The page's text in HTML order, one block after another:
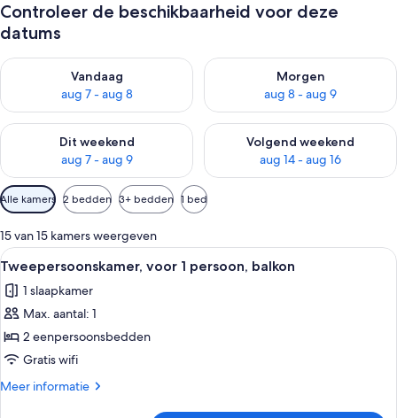
Controleer de beschikbaarheid voor deze
datums
Vandaag
aug 7 - aug 8
De beschikbaarheid controleren voor vanavond aug 7 - aug 8
Morgen
aug 8 - aug 9
De beschikbaarheid
Dit weekend
aug 7 - aug 9
De beschikbaarheid controleren voor dit weekend aug 7 -
Volgend weekend
aug 14 - aug 16
De beschikbaarheid
Beschikbare
filters
voor
kamers
Alle kamers 2 bedden 3+ bedden 1 bed
15 van 15 kamers weergeven
Alle
foto's
voor
Tweepersoonskamer,
voor
1
persoon,
Een moderne hotelkamer met een
4
Tweepersoonskamer, voor 1 persoon, balkon
1 slaapkamer
Max. aantal: 1
2 eenpersoonsbedden
Gratis wifi
Meer informatie
Meer